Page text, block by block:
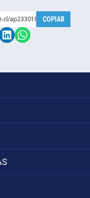
ap233018 COPIAR